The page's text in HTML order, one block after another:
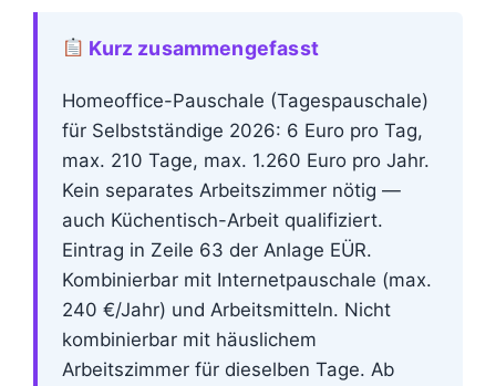
Kurz zusammengefasst
Homeoffice-Pauschale (Tagespauschale)
für Selbstständige 2026: 6 Euro pro Tag,
max. 210 Tage, max. 1.260 Euro pro Jahr.
Kein separates Arbeitszimmer nötig —
auch Küchentisch-Arbeit qualifiziert.
Eintrag in Zeile 63 der Anlage EÜR.
Kombinierbar mit Internetpauschale (max.
240 €/Jahr) und Arbeitsmitteln. Nicht
kombinierbar mit häuslichem
Arbeitszimmer für dieselben Tage. Ab